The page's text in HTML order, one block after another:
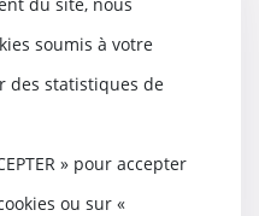
soumis à votre
des statistiques de
» pour accepter
ou sur «